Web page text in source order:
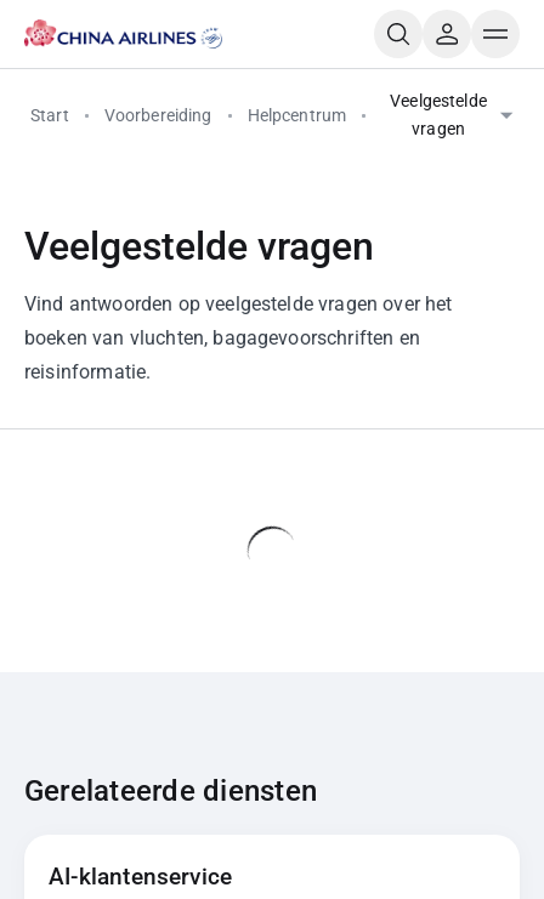
Start Voorbereiding Helpcentrum
Veelgestelde
vragen
Veelgestelde vragen
Vind antwoorden op veelgestelde vragen over het
boeken van vluchten, bagagevoorschriften en
reisinformatie.
Gerelateerde diensten
AI-klantenservice